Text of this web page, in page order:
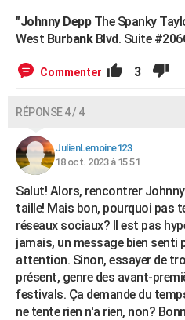
"Johnny DeppThe Spanky
West BurbankBlvd. Suite
Commenter 3
RÉPONSE 4 / 4
JulienLemoine123
18 oct. 2023 à 15:51
Salut! Alors, rencontrer
taille! Mais bon, pourquoi pas
réseaux sociaux? Il est pas
jamais, un message bien
attention. Sinon, essayer de
présent, genre des avant-
festivals. Ça demande du
ne tente rien n'a rien, non?